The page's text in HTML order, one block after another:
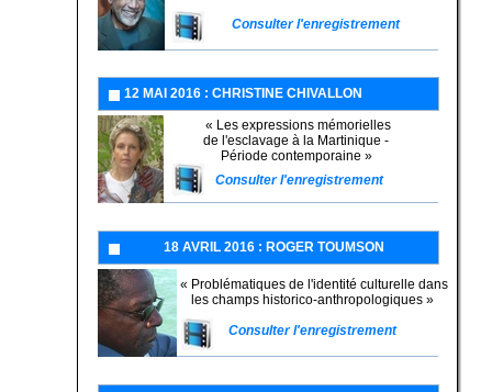
12 MAI 2016 : CHRISTINE CHIVALLON
« Les expressions mémorielles
de l'esclavage à la Martinique -
Période contemporaine »
Consulter l'enregistrement
18 AVRIL 2016 : ROGER TOUMSON
« Problématiques de l'identité culturelle dans
les champs historico-anthropologiques »
Consulter l'enregistrement
Consulter l'enregistrement